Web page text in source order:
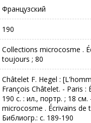
Французский
190
Collections microcosme .
toujours ; 80
Châtelet F. Hegel :
François Châtelet. - Paris :
190 с. : ил., портр. ; 18
microcosme . Écrivains de
Библиогр.: с. 189-190